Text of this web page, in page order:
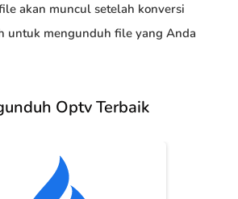
akan muncul setelah konversi
untuk mengunduh file yang Anda
Optv Terbaik